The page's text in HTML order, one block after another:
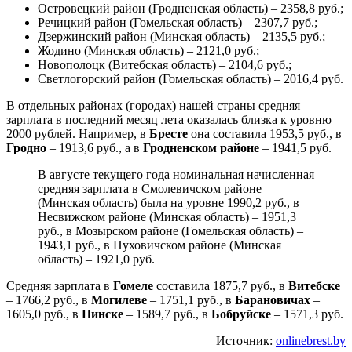
Островецкий район (Гродненская область) – 2358,8 руб.;
Речицкий район (Гомельская область) – 2307,7 руб.;
Дзержинский район (Минская область) – 2135,5 руб.;
Жодино (Минская область) – 2121,0 руб.;
Новополоцк (Витебская область) – 2104,6 руб.;
Светлогорский район (Гомельская область) – 2016,4 руб.
В отдельных районах (городах) нашей страны средняя
зарплата в последний месяц лета оказалась близка к уровню
2000 рублей. Например, в Бресте она составила 1953,5 руб., в
Гродно – 1913,6 руб., а в Гродненском районе – 1941,5 руб.
В августе текущего года номинальная начисленная
средняя зарплата в Смолевичском районе
(Минская область) была на уровне 1990,2 руб., в
Несвижском районе (Минская область) – 1951,3
руб., в Мозырском районе (Гомельская область) –
1943,1 руб., в Пуховичском районе (Минская
область) – 1921,0 руб.
Средняя зарплата в Гомеле составила 1875,7 руб., в Витебске
– 1766,2 руб., в Могилеве – 1751,1 руб., в Барановичах –
1605,0 руб., в Пинске – 1589,7 руб., в Бобруйске – 1571,3 руб.
Источник: onlinebrest.by